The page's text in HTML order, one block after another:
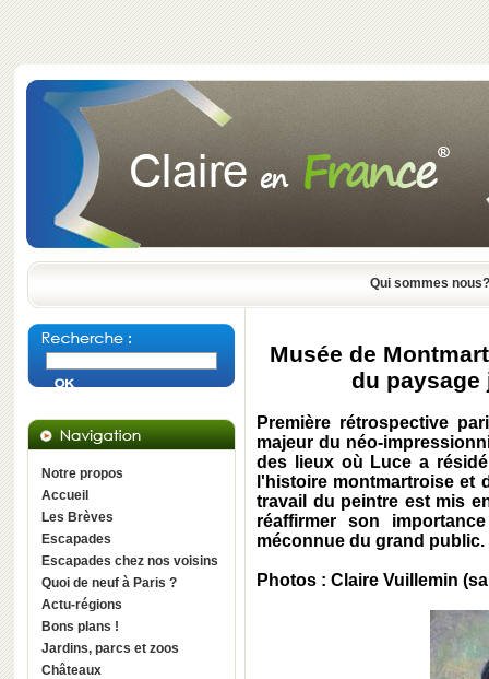
Qui sommes nous?
Notre propos
Accueil
Les Brèves
Escapades
Escapades chez nos voisins
Quoi de neuf à Paris ?
Actu-régions
Bons plans !
Jardins, parcs et zoos
Châteaux
Musée de
du paysage
Première rétrospective
majeur du néo-
des lieux où Luce a
l'histoire montmartroise et
travail du peintre est mis
réaffirmer son
méconnue du grand public.
Photos : Claire Vuillemin